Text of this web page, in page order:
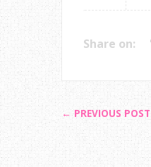
Share on:
← PREVIOUS POST